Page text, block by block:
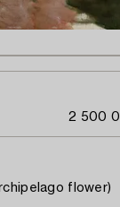
2 500
flower)